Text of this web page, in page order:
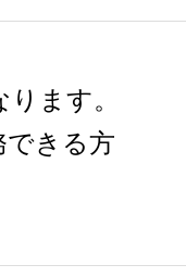
ます。
できる方